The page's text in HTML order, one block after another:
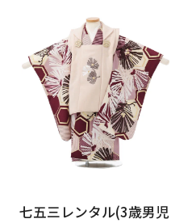
七五三レンタル(3歳男児